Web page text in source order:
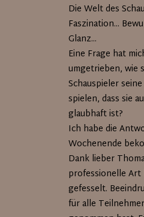
Die Welt des
Faszination...
Glanz...
Eine Frage hat
umgetrieben, wie
Schauspieler
spielen, dass sie
glaubhaft ist?
Ich habe die
Wochenende
Dank lieber
professionelle Art
gefesselt.
für alle